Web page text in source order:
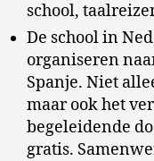
school,
De school in
organiseren
Spanje. Niet
maar ook het
begeleidende
gratis.